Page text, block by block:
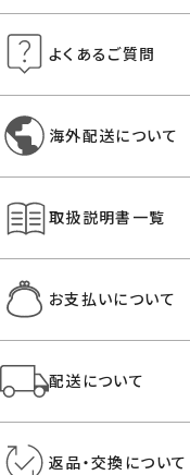
よくあるご質問
海外配送について
取扱説明書一覧
お支払いについて
配送について
返品・交換について